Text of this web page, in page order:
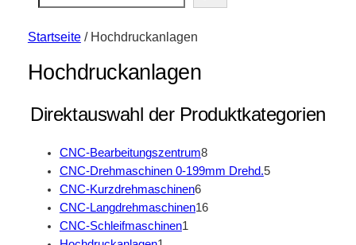
Startseite/ Hochdruckanlagen
Hochdruckanlagen
Direktauswahl der Produktkategorien
CNC-Bearbeitungszentrum88
Produkte
CNC-Drehmaschinen 0-199mm Drehd.55
CNC-Kurzdrehmaschinen66
Produkte
CNC-Langdrehmaschinen1616
CNC-Schleifmaschinen11